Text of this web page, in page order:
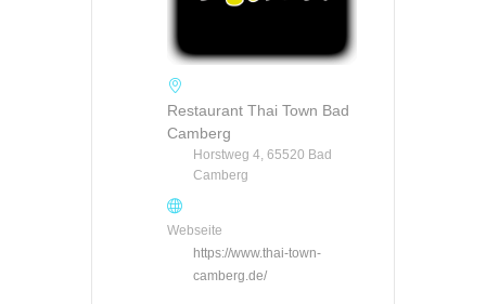
Restaurant Thai Town Bad
Camberg
Horstweg 4, 65520 Bad
Camberg
Webseite
https://www.thai-town-
camberg.de/